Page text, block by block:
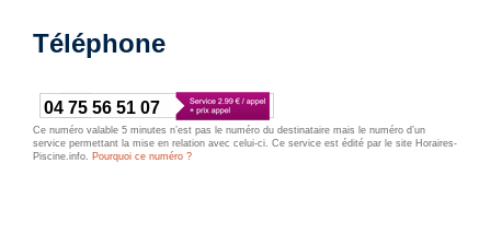
Téléphone
04 75 56 51 07
Ce numéro valable 5 minutes n’est pas le numéro du destinataire mais le numéro d’un
service permettant la mise en relation avec celui-ci. Ce service est édité par le site Horaires-
Piscine.info. Pourquoi ce numéro ?